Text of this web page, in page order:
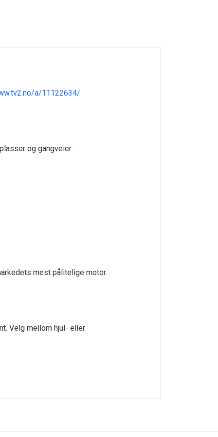
a/11122634/
og gangveier.
mest pålitelige motor.
Velg mellom hjul- eller